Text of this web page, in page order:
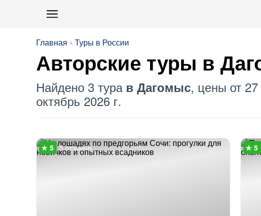
Главная Туры в России
Авторские туры в
Найдено 3 тура в Дагомыс, цены от
октябрь 2026 г.
5 отзывов